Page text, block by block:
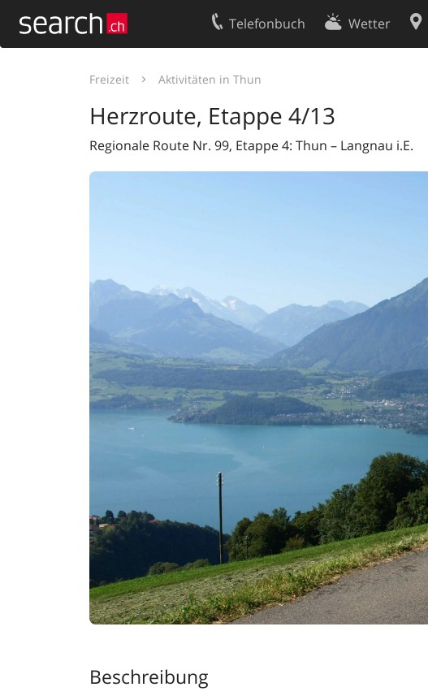
Telefonbuch Wetter
Freizeit Aktivitäten in Thun
Herzroute, Etappe 4/13
Regionale Route Nr. 99, Etappe 4: Thun – Langnau i.E.
Beschreibung
Datenschutzerklärung